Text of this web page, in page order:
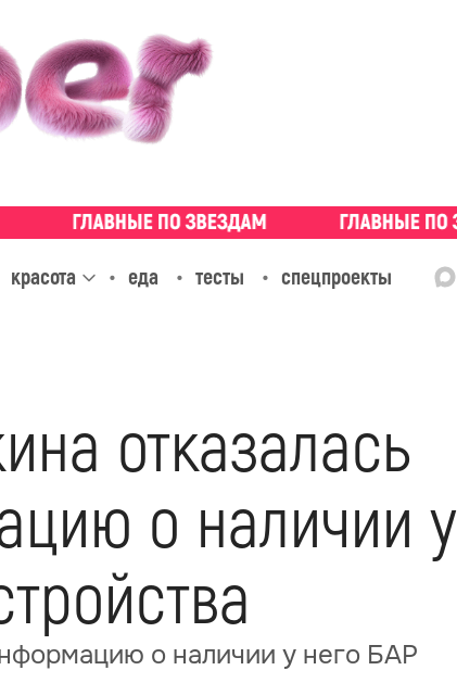
красота еда тесты спецпроекты
отказалась
о наличии у
о наличии у него БАР